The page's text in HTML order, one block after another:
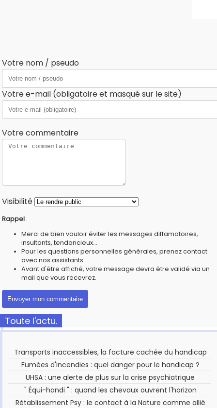
Votre nom / pseudo
Votre e-mail (obligatoire et masqué sur le site)
Votre commentaire
Visibilité
Rappel :
Merci de bien vouloir éviter les messages diffamatoires,
insultants, tendancieux...
Pour les questions personnelles générales, prenez contact
avec nos assistants
Avant d'être affiché, votre message devra être validé via un
mail que vous recevrez.
Toute l'actu.
Transports inaccessibles, la facture cachée du handicap
Fumées d'incendies : quel danger pour le handicap ?
UHSA : une alerte de plus sur la crise psychiatrique
" Équi-handi " : quand les chevaux ouvrent l'horizon
Rétablissement Psy : le contact à la Nature comme allié